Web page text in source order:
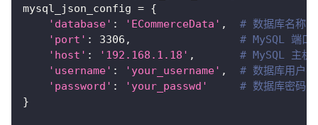
mysql_json_config = {
'database' : 'ECommerceData' ,
# 数据库名称
'port' : 3306 ,
# MySQL 端口
'host' : '192.168.1.18' ,
# MySQL 主机
'username' : 'your_username' ,
# 数据库用户名
'password' : 'your_passwd'
# 数据库密码
}